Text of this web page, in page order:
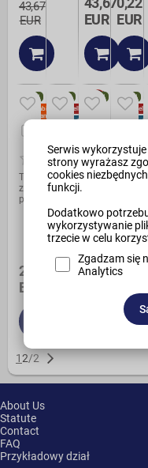
Serwis
strony wyrażasz
cookies
funkcji.
Dodatkowo
wykorzystywanie
trzecie w celu
Zgadzam się
Analytics
43,67
EUR
EUR EUR
NEW
Availability:
Na stanie
elektryczna
Manufacturer:
Testowy
z 0
produktów
21,83
EUR
NEW
Bestseller
Sell-out
szkolna
Manufacturer:
Producent
1
jak
to
kreda
:)
1+ szt: 4,49 EUR/szt
6+ szt: 3,82 EUR/szt
NEW
zdjęcie/
Quantity
in
0,44
NEW
Bestseller
Sell-out
w 30 dni
21,83
12/2
About Us
Statute
Contact
FAQ
Przykładowy dział